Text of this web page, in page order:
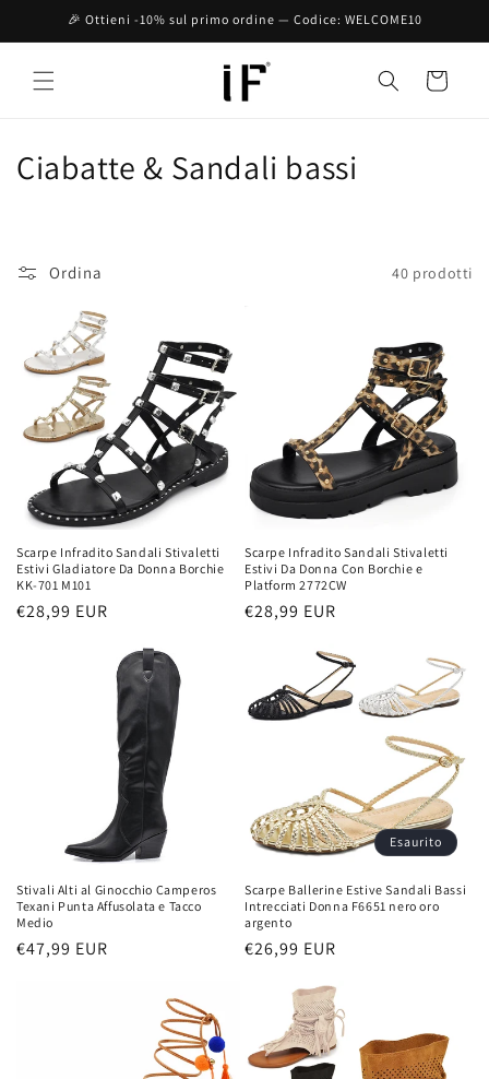
direttamente
ai contenuti
🎉 Ottieni -10% sul primo ordine — Codice: WELCOME10
Carrello
C
z
i
n
e
:
Ciabatte & Sandali bassi
Ordina 40 prodotti
Scarpe Infradito Sandali Stivaletti
Estivi Gladiatore Da Donna Borchie
KK-701 M101
Prezzo
€28,99 EUR
Scarpe Infradito Sandali Stivaletti
Estivi Da Donna Con Borchie e
Platform 2772CW
Prezzo
€28,99 EUR
Stivali Alti al Ginocchio Camperos
Texani Punta Affusolata e Tacco
Medio
Prezzo
€47,99 EUR
Esaurito
Scarpe Ballerine Estive Sandali Bassi
Intrecciati Donna F6651 nero oro
argento
Prezzo
listino
€26,99 EUR